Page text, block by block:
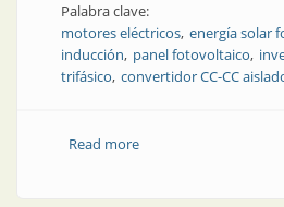
Palabra clave:
motores eléctricos energía solar
inducción panel fotovoltaico
trifásico convertidor CC-CC
Read moreabout Producto |